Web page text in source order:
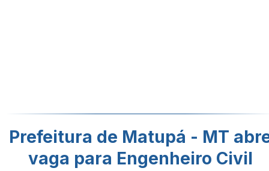
Prefeitura de Matupá - MT
vaga para Engenheiro Civil